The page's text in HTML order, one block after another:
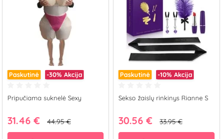
Paskutinė -30% Akcija
Pripučiama suknelė Sexy
31.46 € 44.95 €
Paskutinė -10% Akcija
Sekso žaislų rinkinys Rianne S
30.56 € 33.95 €